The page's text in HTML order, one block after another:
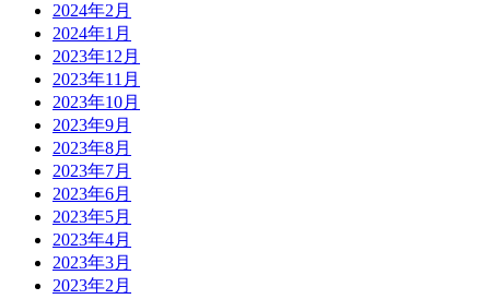
2024年2月
2024年1月
2023年12月
2023年11月
2023年10月
2023年9月
2023年8月
2023年7月
2023年6月
2023年5月
2023年4月
2023年3月
2023年2月